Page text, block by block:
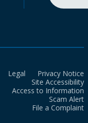
Legal
Privacy Notice
Site Accessibility
Access to Information
Scam Alert
File a Complaint